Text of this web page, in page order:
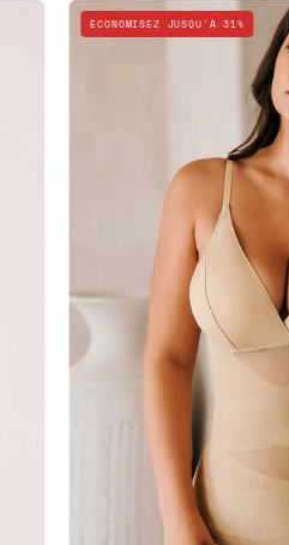
ÉCONOMISEZ JUSQU'À 31%